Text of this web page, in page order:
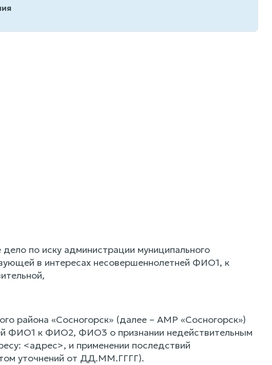
по иску администрации муниципального
в интересах несовершеннолетней ФИО1, к
района «Сосногорск» (далее – АМР «Сосногорск»)
ФИО1 к ФИО2, ФИО3 о признании недействительным
<адрес>, и применении последствий
уточнений от ДД.ММ.ГГГГ).